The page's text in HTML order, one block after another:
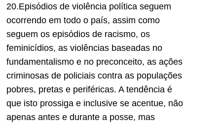
20.Episódios de violência política seguem
ocorrendo em todo o país, assim como
seguem os episódios de racismo, os
feminicídios, as violências baseadas no
fundamentalismo e no preconceito, as ações
criminosas de policiais contra as populações
pobres, pretas e periféricas. A tendência é
que isto prossiga e inclusive se acentue, não
apenas antes e durante a posse, mas